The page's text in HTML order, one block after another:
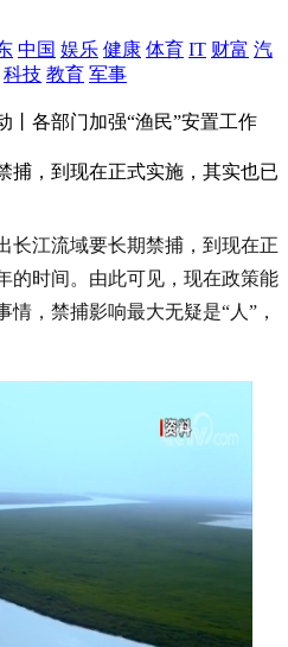
中国 娱乐 健康 体育 IT 财富 汽
科技 教育 军事
丨各部门加强“渔民”安置工作
捕，到现在正式实施，其实也已
长江流域要长期禁捕，到现在正
的时间。由此可见，现在政策能
，禁捕影响最大无疑是“人”，